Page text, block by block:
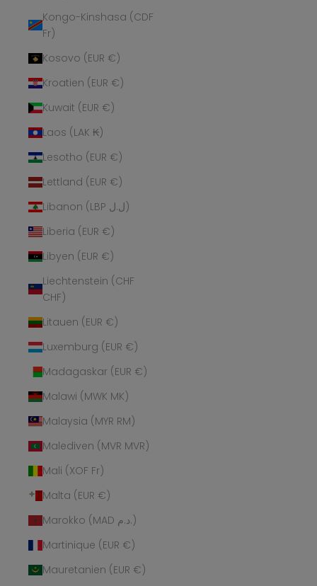
Kongo-Kinshasa (CDF
Fr)
Kosovo (EUR €)
Kroatien (EUR €)
Kuwait (EUR €)
Laos (LAK ₭)
Lesotho (EUR €)
Lettland (EUR €)
Libanon (LBP ل.ل)
Liberia (EUR €)
Libyen (EUR €)
Liechtenstein (CHF
CHF)
Litauen (EUR €)
Luxemburg (EUR €)
Madagaskar (EUR €)
Malawi (MWK MK)
Malaysia (MYR RM)
Malediven (MVR MVR)
Mali (XOF Fr)
Malta (EUR €)
Marokko (MAD د.م.)
Martinique (EUR €)
Mauretanien (EUR €)